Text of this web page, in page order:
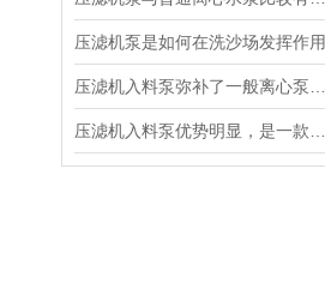
压滤机泵是如何在洗沙场发挥作用